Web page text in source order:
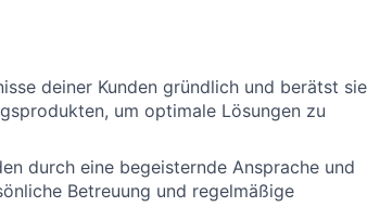
deiner Kunden gründlich und berätst sie
um optimale Lösungen zu
durch eine begeisternde Ansprache und
Betreuung und regelmäßige